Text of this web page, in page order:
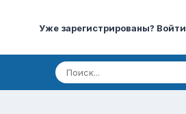
Уже зарегистрированы? Войти